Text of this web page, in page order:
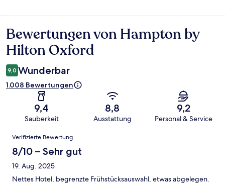
Bewertungen
Bewertungen von Hampton by
Hilton Oxford
9,0 Wunderbar
1.008 Bewertungen
9,4
Sauberkeit
8,8
Ausstattung
9,2
Personal & Service
Bewertungen
Verifizierte Bewertung
8/10 – Sehr gut
19. Aug. 2025
Nettes Hotel, begrenzte Frühstücksauswahl, etwas abgelegen.